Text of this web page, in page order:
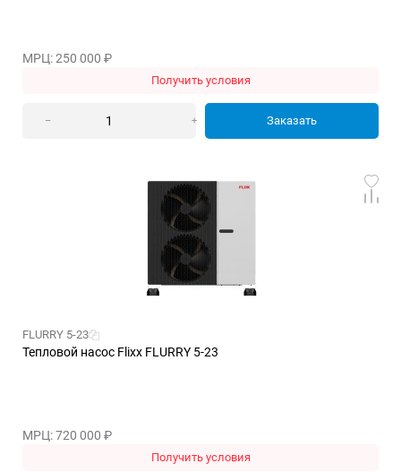
МРЦ: 250 000 ₽
Получить условия
– + Заказать
FLURRY 5-23
Тепловой насос Flixx FLURRY 5-23
МРЦ: 720 000 ₽
Получить условия